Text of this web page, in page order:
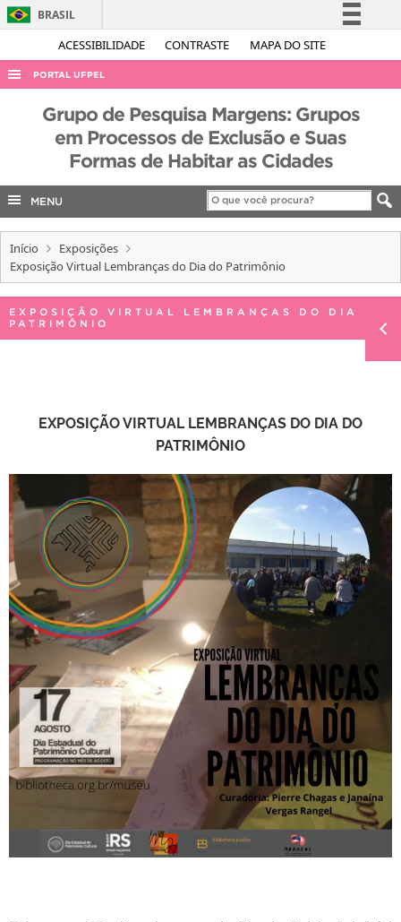
ACESSIBILIDADE CONTRASTE MAPA DO SITE
BRASIL
Simplifique!
Acesso à informação
Legislação
PORTAL UFPEL
ACESSO À INFORMAÇÃO
AUDITORIA
COBALTO
CONCURSOS
INTERNACIONAL
PORTARIAS
Grupo de Pesquisa Margens: Grupos
em Processos de Exclusão e Suas
Formas de Habitar as Cidades
MENU
Início
Exposições
Exposição Virtual Lembranças do Dia do Patrimônio
EXPOSIÇÃO VIRTUAL LEMBRANÇAS DO DIA DO
PATRIMÔNIO
EXPOSIÇÃO VIRTUAL LEMBRANÇAS DO DIA DO
PATRIMÔNIO